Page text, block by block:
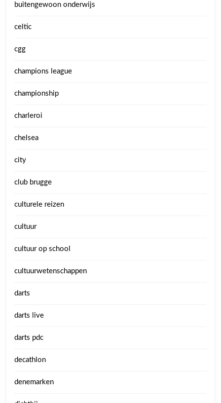
buitengewoon onderwijs
celtic
cgg
champions league
championship
charleroi
chelsea
city
club brugge
culturele reizen
cultuur
cultuur op school
cultuurwetenschappen
darts
darts live
darts pdc
decathlon
denemarken